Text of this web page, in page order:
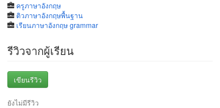
ครูภาษาอังกฤษ
ติวภาษาอังกฤษพื้นฐาน
เรียนภาษาอังกฤษ grammar
รีวิวจากผู้เรียน
เขียนรีวิว
ยังไม่มีรีวิว